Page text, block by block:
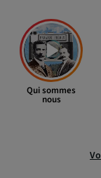
Qui sommes
nous